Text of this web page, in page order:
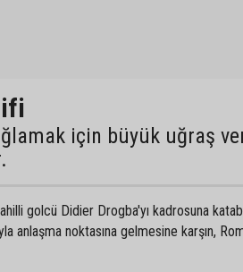
için büyük uğraş
golcü Didier Drogba'yı kadrosuna
anlaşma noktasına gelmesine karşın,